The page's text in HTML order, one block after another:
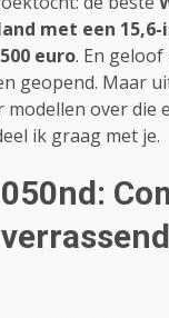
met een 15,6-
euro. En geloof
geopend. Maar
modellen over die
ik graag met je.